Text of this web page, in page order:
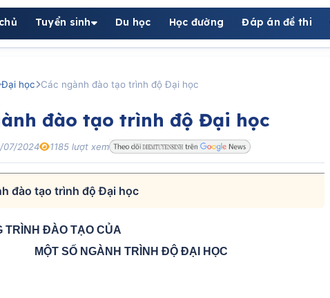
Tuyển sinh Du học Học đường Đáp án đề thi
Đại học Các ngành đào tạo trình độ Đại học
đào tạo trình độ Đại học
07/2024 1185 lượt xem
đào tạo trình độ Đại học
TRÌNH ĐÀO TẠO CỦA
MỘT SỐ NGÀNH TRÌNH ĐỘ ĐẠI HỌC